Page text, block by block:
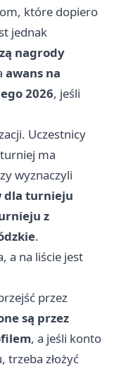
które dopiero
jednak
nagrody
awans na
2026, jeśli
Uczestnicy
ma
wyznaczyli
dla turnieju
z
.
a na liście jest
przez
są przez
, a jeśli konto
trzeba złożyć